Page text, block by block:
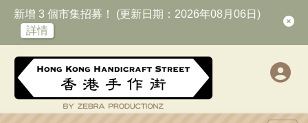
新增 3 個市集招募！ (更新日期：2026年08月06日)
詳情